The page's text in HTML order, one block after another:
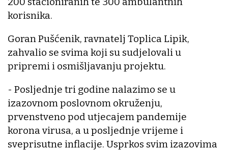
korisnika.
Goran Pušćenik, ravnatelj Toplica Lipik,
zahvalio se svima koji su sudjelovali u
pripremi i osmišljavanju projektu.
- Posljednje tri godine nalazimo se u
izazovnom poslovnom okruženju,
prvenstveno pod utjecajem pandemije
korona virusa, a u posljednje vrijeme i
sveprisutne inflacije. Usprkos svim izazovima